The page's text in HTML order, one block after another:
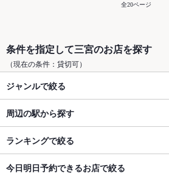
全20ページ
条件を指定して三宮のお店を探す
（現在の条件：貸切可）
ジャンルで絞る
周辺の駅から探す
ランキングで絞る
今日明日予約できるお店で絞る